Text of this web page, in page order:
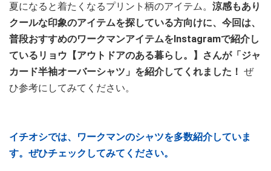
夏になると着たくなるプリント柄のアイテム。 涼感もあり
クールな印象のアイテムを探している方向けに、今回は、
普段おすすめのワークマンアイテムをInstagramで紹介し
ているリョウ【アウトドアのある暮らし。】さんが「ジャ
カード半袖オーバーシャツ」を紹介してくれました！ ぜ
ひ参考にしてみてください。
イチオシでは、ワークマンのシャツを多数紹介していま
す。ぜひチェックしてみてください。